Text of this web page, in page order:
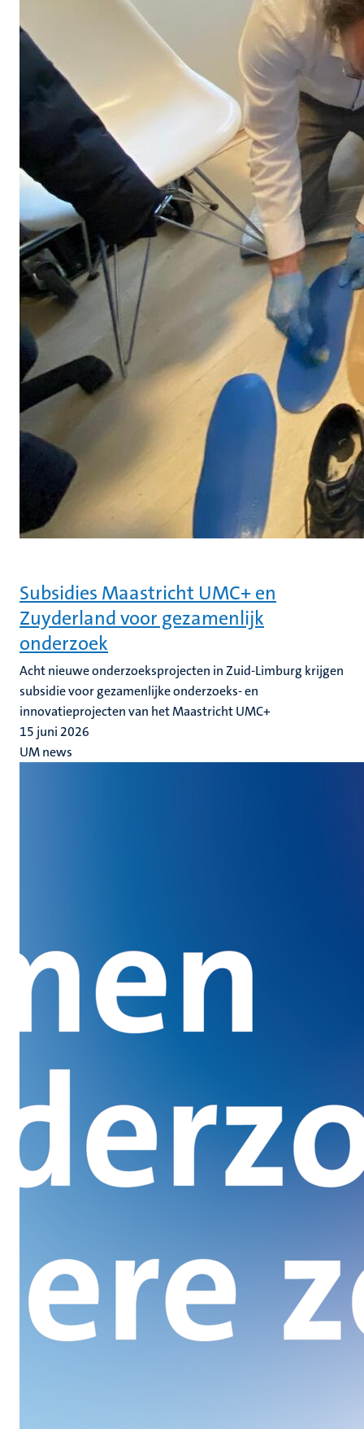
Subsidies Maastricht UMC+ en
Zuyderland voor gezamenlijk
onderzoek
Acht nieuwe onderzoeksprojecten in Zuid-Limburg krijgen
subsidie voor gezamenlijke onderzoeks- en
innovatieprojecten van het Maastricht UMC+
15 juni 2026
UM news